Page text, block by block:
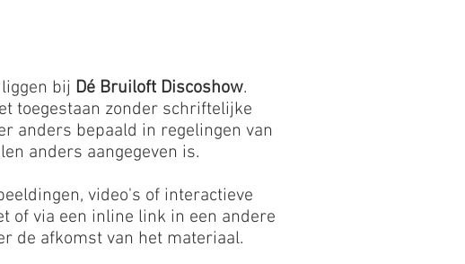
bij Dé Bruiloft Discoshow.
toegestaan zonder schriftelijke
anders bepaald in regelingen van
anders aangegeven is.
video's of interactieve
of via een inline link in een andere
de afkomst van het materiaal.